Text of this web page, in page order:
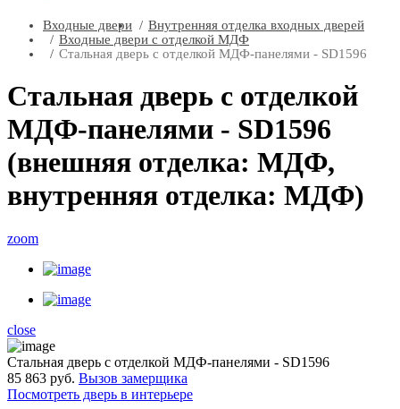
Входные двери
Внутренняя отделка входных дверей
Входные двери с отделкой МДФ
Стальная дверь с отделкой МДФ-панелями - SD1596
Стальная дверь с отделкой
МДФ-панелями - SD1596
(внешняя отделка: МДФ,
внутренняя отделка: МДФ)
zoom
close
Стальная дверь с отделкой МДФ-панелями - SD1596
85 863 руб. Вызов замерщика
Посмотреть дверь в интерьере